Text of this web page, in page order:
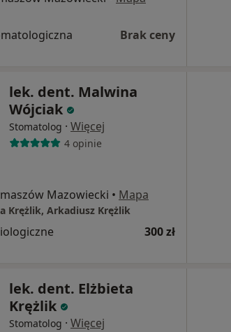
Brak ceny
lek. dent. Malwina
Wójciak
Stomatolog · Więcej
4 opinie
Mazowiecki • Mapa
Krężlik, Arkadiusz Krężlik
300 zł
lek. dent. Elżbieta
Krężlik
Stomatolog · Więcej